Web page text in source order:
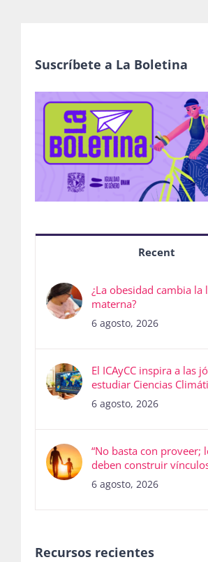
Suscríbete a La Boletina
Recent
¿La obesidad cambia la
materna?
6 agosto, 2026
El ICAyCC inspira a las
estudiar Ciencias
6 agosto, 2026
“No basta con proveer;
deben construir
6 agosto, 2026
Recursos recientes